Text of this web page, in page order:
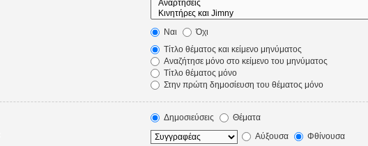
Ναι
Όχι
Τίτλο θέματος και κείμενο μηνύματος
Αναζήτησε μόνο στο κείμενο του μηνύματος
Τίτλο θέματος μόνο
Στην πρώτη δημοσίευση του θέματος μόνο
Δημοσιεύσεις
Θέματα
Αύξουσα Φθίνουσα